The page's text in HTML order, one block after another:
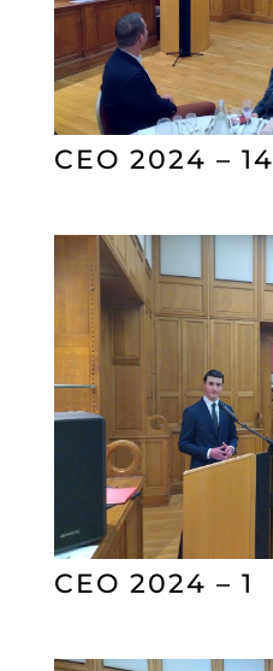
CEO 2024 – 14
CEO 2024 – 1